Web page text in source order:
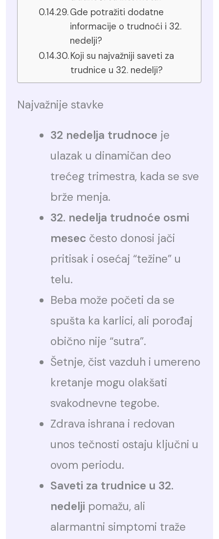
Gde potražiti dodatne
informacije o trudnoći i 32.
nedelji?
Koji su najvažniji saveti za
trudnice u 32. nedelji?
Najvažnije stavke
32 nedelja trudnoce je
ulazak u dinamičan deo
trećeg trimestra, kada se sve
brže menja.
32. nedelja trudnoće osmi
mesec često donosi jači
pritisak i osećaj “težine” u
telu.
Beba može početi da se
spušta ka karlici, ali porođaj
obično nije “sutra”.
Šetnje, čist vazduh i umereno
kretanje mogu olakšati
svakodnevne tegobe.
Zdrava ishrana i redovan
unos tečnosti ostaju ključni u
ovom periodu.
Saveti za trudnice u 32.
nedelji pomažu, ali
alarmantni simptomi traže